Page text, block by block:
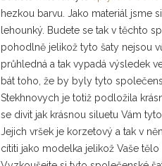
hezkou barvu. Jako materiál jsme
lehounký. Budete se tak v těchto
pohodlně jelikož tyto šaty nejsou
průhledná a tak vypadá výsledek
bát toho, že by byly tyto
Stekhnovych je totiž podložila
se divit jak krásnou siluetu Vám tyto
Jejich vršek je korzetový a tak v
cítiti jako modelka jelikož Vaše